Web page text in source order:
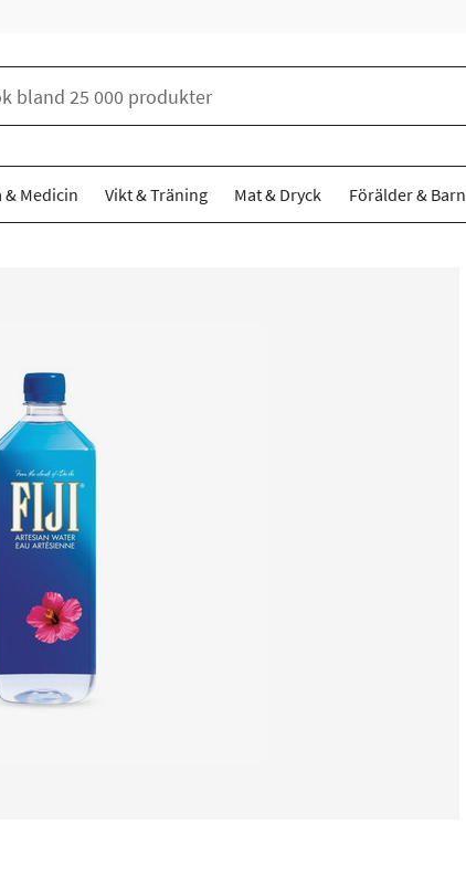
& Medicin Vikt & Träning Mat & Dryck Förälder & Barn